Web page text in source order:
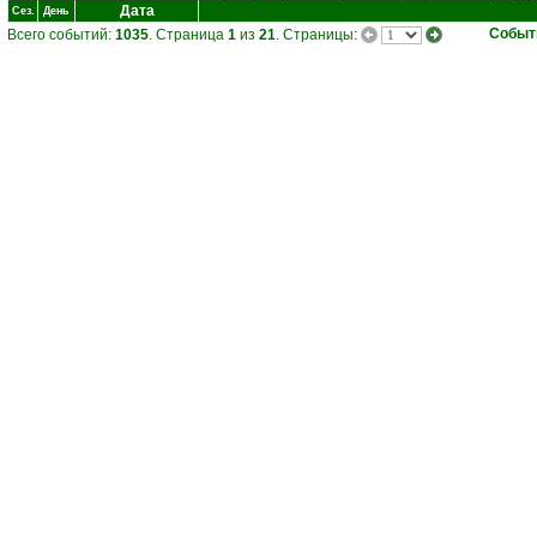
Сез. День
Дата
Всего событий: 1035. Страница 1 из 21. Страницы: